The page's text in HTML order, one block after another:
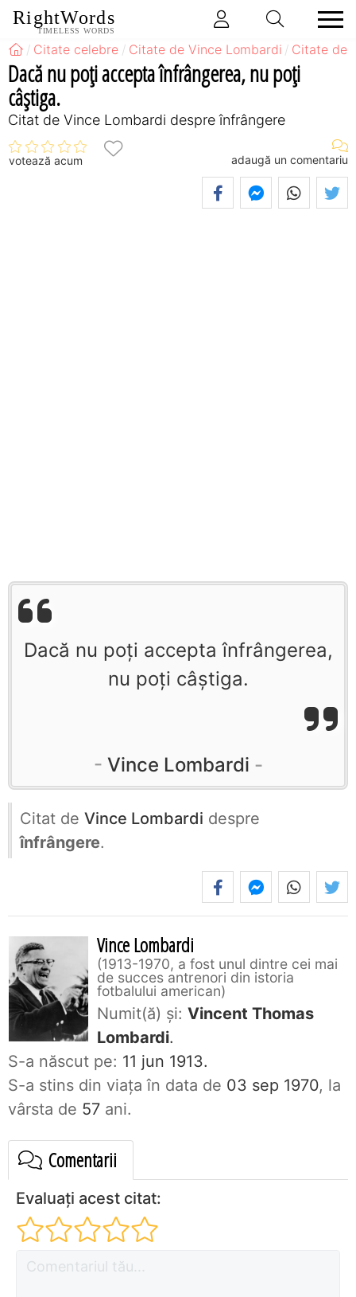
RightWords
TIMELESS WORDS
Citate celebre Citate de Vince Lombardi Citate de
Dacă nu poţi accepta înfrângerea, nu poţi
câştiga.
Citat de Vince Lombardi despre înfrângere
votează acum adaugă un comentariu
Dacă nu poţi accepta înfrângerea,
nu poţi câştiga.
Vince Lombardi
Citat de Vince Lombardi despre
înfrângere.
Vince Lombardi
1913-1970, a fost unul dintre cei mai
de succes antrenori din istoria
fotbalului american
Numit(ă) și: Vincent Thomas
Lombardi.
S-a născut pe: 11 jun 1913.
S-a stins din viaţa în data de 03 sep 1970, la
vârsta de 57 ani.
Comentarii
Evaluați acest citat: